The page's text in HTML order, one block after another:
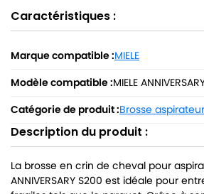
Caractéristiques :
Marque compatible :MIELE
Modèle compatible :MIELE
Catégorie de produit :Brosse aspirateur
Description du produit :
La brosse en crin de cheval pour
ANNIVERSARY S200 est idéale pour